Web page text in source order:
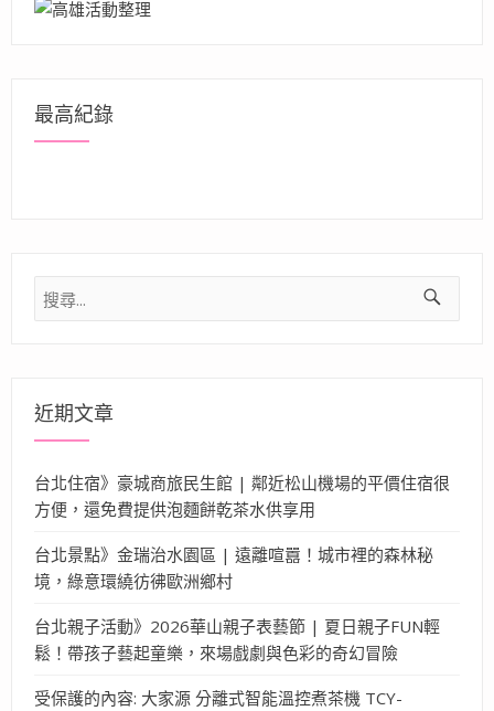
最高紀錄
搜
尋
近期文章
台北住宿》豪城商旅民生館 | 鄰近松山機場的平價住宿很
方便，還免費提供泡麵餅乾茶水供享用
台北景點》金瑞治水園區 | 遠離喧囂！城市裡的森林秘
境，綠意環繞彷彿歐洲鄉村
台北親子活動》2026華山親子表藝節 | 夏日親子FUN輕
鬆！帶孩子藝起童樂，來場戲劇與色彩的奇幻冒險
受保護的內容: 大家源 分離式智能溫控煮茶機 TCY-